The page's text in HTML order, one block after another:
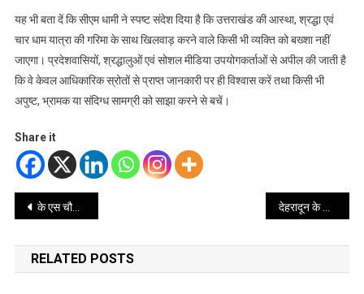
यह भी बता दें कि सीएम धामी ने स्पष्ट संदेश दिया है कि उत्तराखंड की आस्था, श्रद्धा एवं
चार धाम यात्रा की गरिमा के साथ खिलवाड़ करने वाले किसी भी व्यक्ति को बख्शा नहीं
जाएगा। प्रदेशवासियों, श्रद्धालुओं एवं सोशल मीडिया उपयोगकर्ताओं से अपील की जाती है
कि वे केवल आधिकारिक स्रोतों से प्राप्त जानकारी पर ही विश्वास करें तथा किसी भी
अपुष्ट, भ्रामक या संदिग्ध सामग्री को साझा करने से बचें।
Share it
Post
navigation
के एस चौहान के निजी जीवन पर आधारित है उनकी पुस्तक “पहलगाम जब समय थम सा गया”
RELATED POSTS